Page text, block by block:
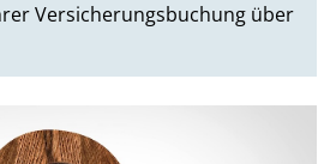
Versicherungsbuchung über